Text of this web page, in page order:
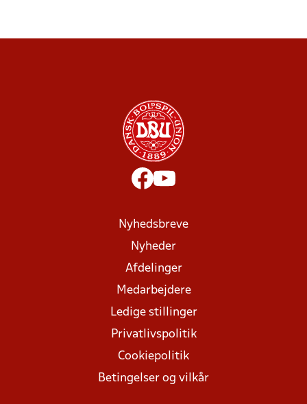
Nyhedsbreve
Nyheder
Afdelinger
Medarbejdere
Ledige stillinger
Privatlivspolitik
Cookiepolitik
Betingelser og vilkår